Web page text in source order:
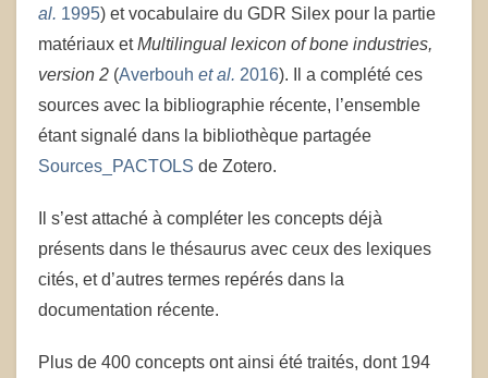
al. 1995) et vocabulaire du GDR Silex pour la partie
matériaux etMultilingual lexicon of bone industries,
version 2 (Averbouh et al. 2016). Il a complété ces
sources avec la bibliographie récente, l’ensemble
étant signalé dans la bibliothèque partagée
Sources_PACTOLS de Zotero.
Il s’est attaché à compléter les concepts déjà
présents dans le thésaurus avec ceux des lexiques
cités, et d’autres termes repérés dans la
documentation récente.
Plus de 400 concepts ont ainsi été traités, dont 194